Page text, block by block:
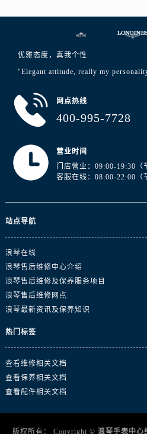
优雅态度，真我个性
"Elegant attitude, really my
网点热线
400-995-7728
营业时间
门店营业：09:00-19:30（
客服在线：08:00-22:00（
站点导航
浪琴在线
浪琴售后维修中心介绍
浪琴售后维修及保养服务项目
浪琴售后维修网点
浪琴最新资讯及保养知识
热门标签
查看维修相关文档
查看保养相关文档
查看配件相关文档
版权所有： Copyright © 浪琴手表中心